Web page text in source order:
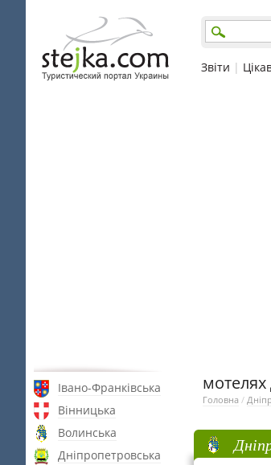
Звіти |
Івано-Франківська
Вінницька
Волинська
Дніпропетровська
Головна /